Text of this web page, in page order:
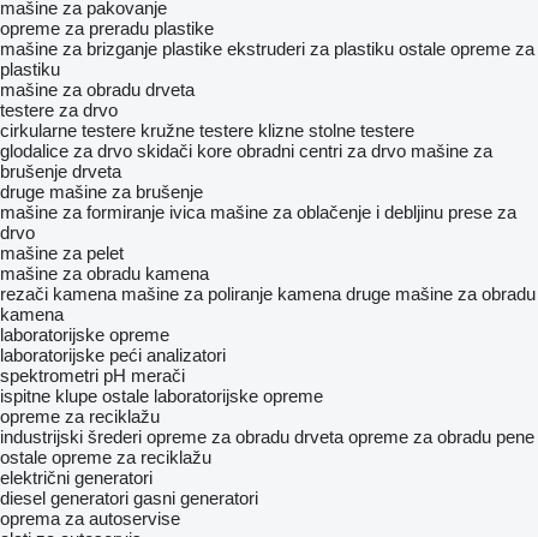
mašine za pakovanje
opreme za preradu plastike
mašine za brizganje plastike ekstruderi za plastiku ostale opreme za
plastiku
mašine za obradu drveta
testere za drvo
cirkularne testere kružne testere klizne stolne testere
glodalice za drvo skidači kore obradni centri za drvo mašine za
brušenje drveta
druge mašine za brušenje
mašine za formiranje ivica mašine za oblačenje i debljinu prese za
drvo
mašine za pelet
mašine za obradu kamena
rezači kamena mašine za poliranje kamena druge mašine za obradu
kamena
laboratorijske opreme
laboratorijske peći analizatori
spektrometri pH merači
ispitne klupe ostale laboratorijske opreme
opreme za reciklažu
industrijski šrederi opreme za obradu drveta opreme za obradu pene
ostale opreme za reciklažu
električni generatori
diesel generatori gasni generatori
oprema za autoservise